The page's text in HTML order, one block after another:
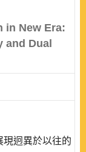
in New Era:
and Dual
現迥異於以往的